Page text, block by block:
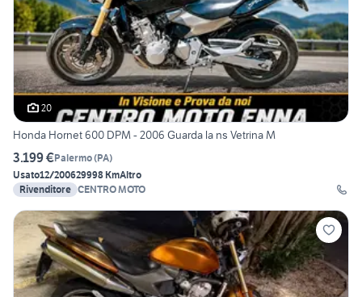
20
Honda Hornet 600 DPM - 2006 Guarda la ns Vetrina M
3.199 €Palermo(PA)
Usato12/200629998 KmAltro
Rivenditore CENTRO MOTO